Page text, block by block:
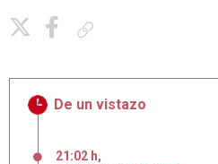
De un vistazo
21:02 h,